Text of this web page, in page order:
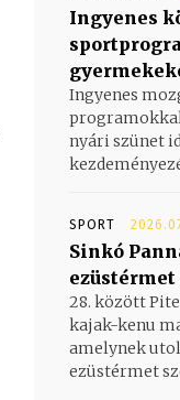
Ingyenes
Ingyenes
nyári szünet
SPORT
Sinkó
28. között
kajak-kenu
amelynek
ezüstérmet